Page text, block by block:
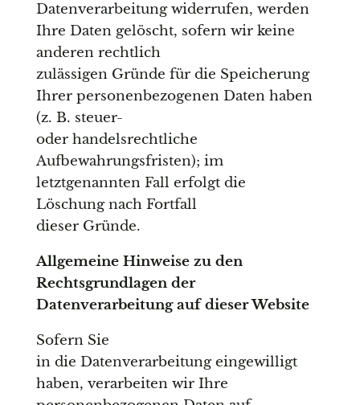
Datenverarbeitung widerrufen, werden
Ihre Daten gelöscht, sofern wir keine
anderen rechtlich
zulässigen Gründe für die Speicherung
Ihrer personenbezogenen Daten haben
(z. B. steuer-
oder handelsrechtliche
Aufbewahrungsfristen); im
letztgenannten Fall erfolgt die
Löschung nach Fortfall
dieser Gründe.
Allgemeine Hinweise zu den
Rechtsgrundlagen der
Datenverarbeitung auf dieser Website
Sofern Sie
in die Datenverarbeitung eingewilligt
haben, verarbeiten wir Ihre